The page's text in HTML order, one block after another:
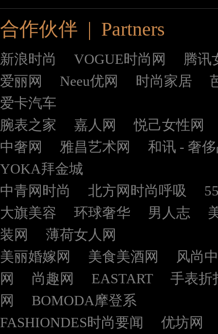
合作伙伴 | Partners
新浪时尚 VOGUE时尚网
腾讯
爱丽网
Neeu优网 时尚家居
爱卡汽车
腕表之家
嘉人网
悦己女性网
中奢网
雅昌艺术网
和讯 - 奢
YOKA拜金城
中青网时尚
北方网时尚呼吸
大旗美容
环球奢华 男人志
装网
薄荷女人网
美丽婚嫁网
美食美酒网
风尚
网
尚趣网 EASTART
手表折
网
BOMODA摩登系
FASHIONDES时尚要闻
优坊网